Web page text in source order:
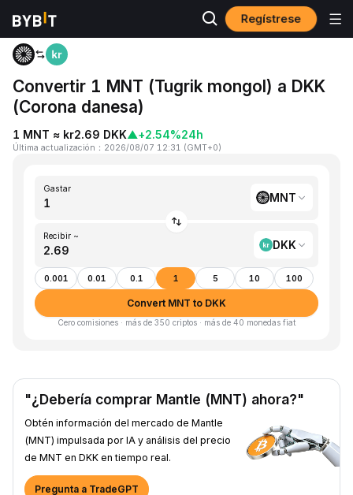
Regístrese
Inicio MNT to DKK
Convertir 1 MNT (Tugrik mongol) a DKK
(Corona danesa)
1 MNT ≈ kr2.69 DKK▲+2.54%24h
Última actualización ： 2026/08/07 12:31 (GMT+0)
Gastar
MNT
Recibir ~
DKK
0.001 0.01 0.1 1 5 10 100
Convert MNT to DKK
Cero comisiones · más de 350 criptos · más de 40 monedas fiat
"¿Debería comprar Mantle (MNT) ahora?"
Obtén información del mercado de Mantle
(MNT) impulsada por IA y análisis del precio
de MNT en DKK en tiempo real.
Pregunta a TradeGPT